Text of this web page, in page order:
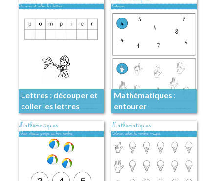
Lettres : découper et
coller les lettres
Mathématiques :
entourer